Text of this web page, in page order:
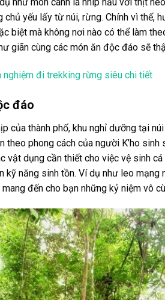
như món canh lá nhíp nấu với thịt
chủ yếu lấy từ núi, rừng. Chính vì thế,
biệt mà không nơi nào có thể làm
giãn cùng các món ăn độc đáo sẽ
nghiệm đi trekking rừng siêu chi tiết
đáo
của thành phố, khu nghỉ dưỡng tại
theo phong cách của người K’ho
vật dụng cần thiết cho việc vệ sinh cá
kỹ năng sinh tồn. Ví dụ như leo
đến cho bạn những kỷ niệm vô